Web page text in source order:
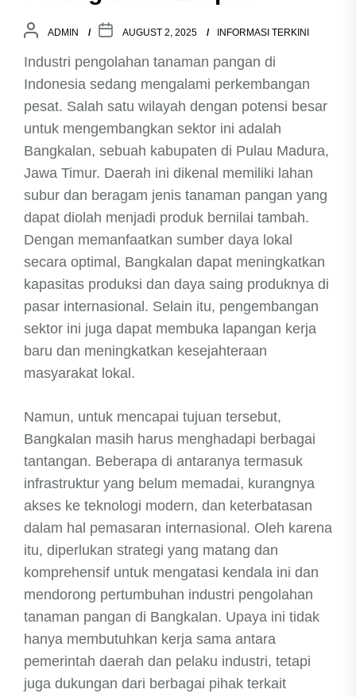
ADMIN AUGUST 2, 2025 INFORMASI TERKINI
Industri pengolahan tanaman pangan di
Indonesia sedang mengalami perkembangan
pesat. Salah satu wilayah dengan potensi besar
untuk mengembangkan sektor ini adalah
Bangkalan, sebuah kabupaten di Pulau Madura,
Jawa Timur. Daerah ini dikenal memiliki lahan
subur dan beragam jenis tanaman pangan yang
dapat diolah menjadi produk bernilai tambah.
Dengan memanfaatkan sumber daya lokal
secara optimal, Bangkalan dapat meningkatkan
kapasitas produksi dan daya saing produknya di
pasar internasional. Selain itu, pengembangan
sektor ini juga dapat membuka lapangan kerja
baru dan meningkatkan kesejahteraan
masyarakat lokal.
Namun, untuk mencapai tujuan tersebut,
Bangkalan masih harus menghadapi berbagai
tantangan. Beberapa di antaranya termasuk
infrastruktur yang belum memadai, kurangnya
akses ke teknologi modern, dan keterbatasan
dalam hal pemasaran internasional. Oleh karena
itu, diperlukan strategi yang matang dan
komprehensif untuk mengatasi kendala ini dan
mendorong pertumbuhan industri pengolahan
tanaman pangan di Bangkalan. Upaya ini tidak
hanya membutuhkan kerja sama antara
pemerintah daerah dan pelaku industri, tetapi
juga dukungan dari berbagai pihak terkait